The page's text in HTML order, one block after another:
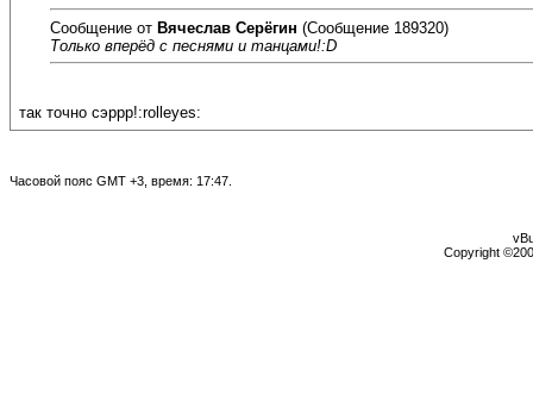
Сообщение от Вячеслав Серёгин (Сообщение 189320)
Только вперёд с песнями и танцами!:D
так точно сэррр!:rolleyes:
Часовой пояс GMT +3, время: 17:47
Copyright